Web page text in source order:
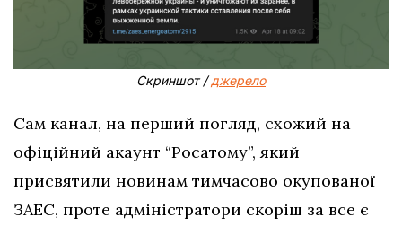
Скриншот /джерело
Сам канал, на перший погляд, схожий на
офіційний акаунт “Росатому”, який
присвятили новинам тимчасово окупованої
ЗАЕС, проте адміністратори скоріш за все є